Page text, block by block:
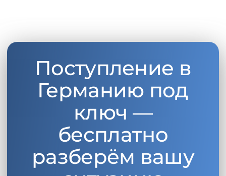
Поступление в
Германию под
ключ —
бесплатно
разберём вашу